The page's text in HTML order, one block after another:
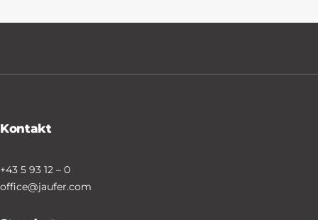
Kontakt
+43 5 93 12 – 0
office@jaufer.com